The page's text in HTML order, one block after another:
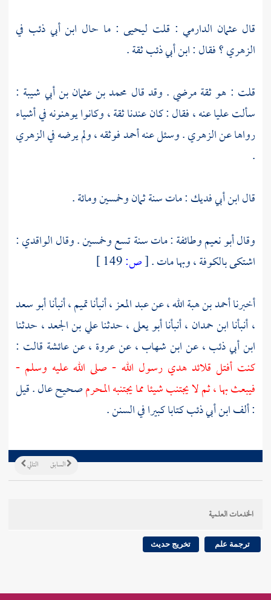
قال عثمان الدارمي : قلت ليحيى : ما حال ابن أبي ذئب في
الزهري ؟فقال :ابن أبي ذئبثقة .
قلت : هو ثقة مرضي . وقد قال محمد بن عثمان بن أبي شيبة :
سألتعلياعنه ، فقال : كان عندنا ثقة ، وكانوا يوهنونه في أشياء
رواها عنالزهري. وسئل عنهأحمدفوثقه ، ولم يرضه فيالزهري
.
قالابن أبي فديك: مات سنة ثمان وخمسين ومائة .
وقالأبو نعيموطائفة : مات سنة تسع وخمسين . وقالالواقدي:
اشتكىبالكوفة، وبها مات .[ص:
أخبرناأحمد بن هبة الله، عنعبد المعز، أنبأناتميم، أنبأناأبو سعد
، أنبأناابن حمدان ، أنبأناأبو يعلى، حدثناعلي بن الجعد، حدثنا
ابن أبي ذئب، عنابن شهاب، عنعروة ، عنعائشة قالت :
كنت أفتل قلائد هدي رسول الله - صلى الله عليه وسلم -
فيبعث بها ، ثم لا يجتنب شيئا مما يجتنبه المحرمصحيح عال . قيل
: ألفابن أبي ذئبكتابا كبيرا في السنن .
التالي السابق
الخدمات العلمية
ترجمة علم تخريج حديث